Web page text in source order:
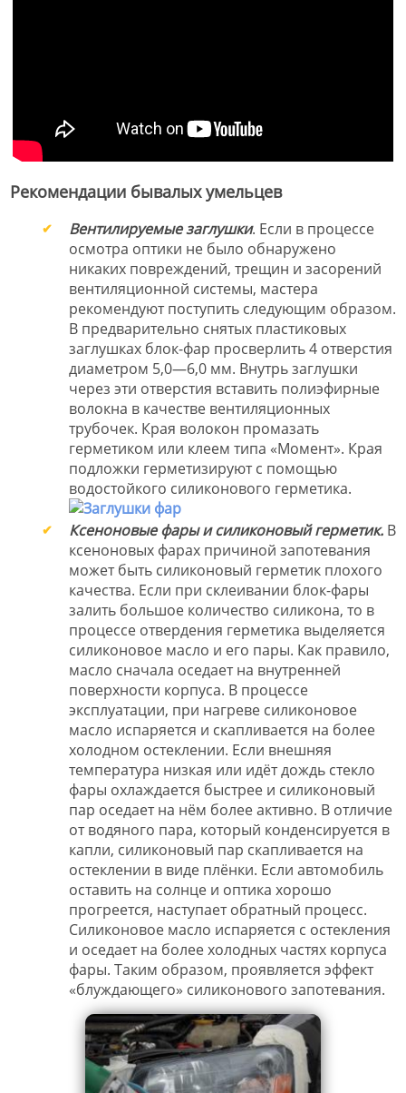
Рекомендации бывалых умельцев
Вентилируемые заглушки. Если в процессе
осмотра оптики не было обнаружено
никаких повреждений, трещин и засорений
вентиляционной системы, мастера
рекомендуют поступить следующим образом.
В предварительно снятых пластиковых
заглушках блок-фар просверлить 4 отверстия
диаметром 5,0—6,0 мм. Внутрь заглушки
через эти отверстия вставить полиэфирные
волокна в качестве вентиляционных
трубочек. Края волокон промазать
герметиком или клеем типа «Момент». Края
подложки герметизируют с помощью
водостойкого силиконового герметика.
Ксеноновые фары и силиконовый герметик. В
ксеноновых фарах причиной запотевания
может быть силиконовый герметик плохого
качества. Если при склеивании блок-фары
залить большое количество силикона, то в
процессе отвердения герметика выделяется
силиконовое масло и его пары. Как правило,
масло сначала оседает на внутренней
поверхности корпуса. В процессе
эксплуатации, при нагреве силиконовое
масло испаряется и скапливается на более
холодном остеклении. Если внешняя
температура низкая или идёт дождь стекло
фары охлаждается быстрее и силиконовый
пар оседает на нём более активно. В отличие
от водяного пара, который конденсируется в
капли, силиконовый пар скапливается на
остеклении в виде плёнки. Если автомобиль
оставить на солнце и оптика хорошо
прогреется, наступает обратный процесс.
Силиконовое масло испаряется с остекления
и оседает на более холодных частях корпуса
фары. Таким образом, проявляется эффект
«блуждающего» силиконового запотевания.